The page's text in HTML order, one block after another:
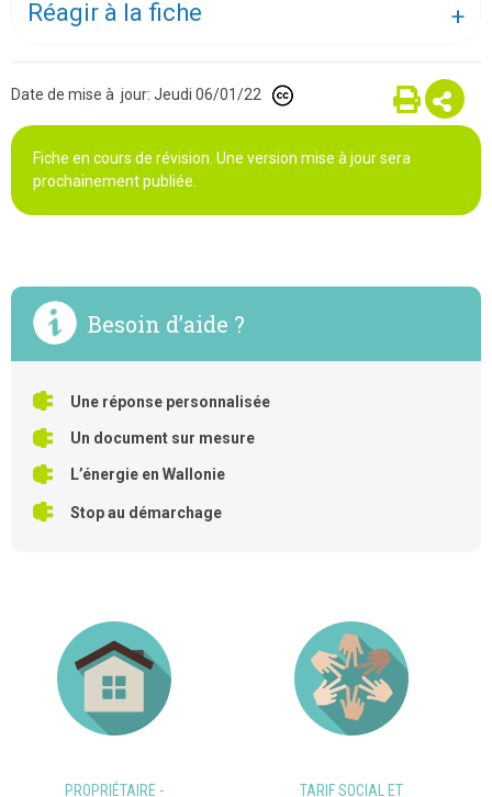
Réagir à la fiche
Date de mise à jour: Jeudi 06/01/22
Fiche en cours de révision. Une version mise à jour sera
prochainement publiée.
Besoin d’aide ?
Une réponse personnalisée
Un document sur mesure
L’énergie en Wallonie
Stop au démarchage
PROPRIÉTAIRE -
TARIF SOCIAL ET